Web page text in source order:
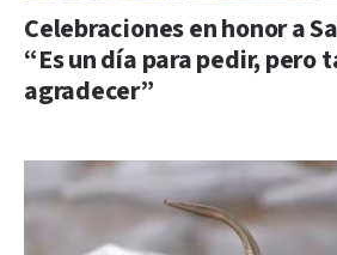
Celebraciones en honor a
“Es un día para pedir, pero
agradecer”